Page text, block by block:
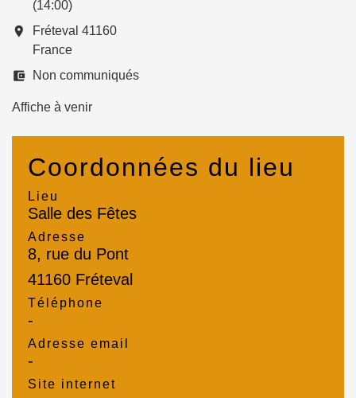
(14:00)
room
Fréteval 41160
France
account_balance_wallet Non communiqués
Affiche à venir
Coordonnées du lieu
Lieu
Salle des Fêtes
Adresse
8, rue du Pont
41160 Fréteval
Téléphone
-
Adresse email
-
Site internet